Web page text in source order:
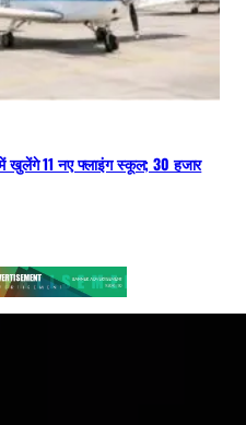
खुलेंगे 11 नए फ्लाइंग स्कूल; 30 हजार